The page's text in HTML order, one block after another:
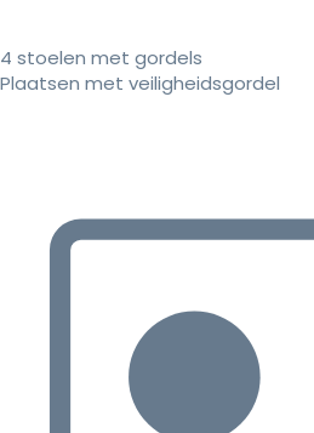
4 stoelen met gordels
Plaatsen met veiligheidsgordel